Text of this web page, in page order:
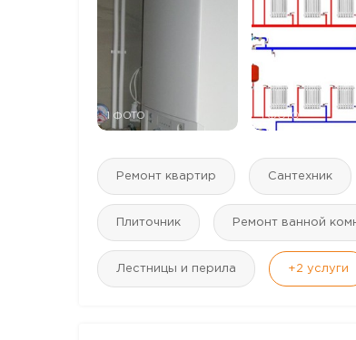
1 ФОТО 1 ФОТО
Ремонт квартир Сантехник
Плиточник Ремонт ванной
Лестницы и перила +2 услуги